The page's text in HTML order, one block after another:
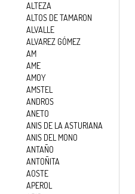
DROGUERÍA
Y LIMPIEZA
PERFUMERÍA
ALTEZA
ALTOS DE TAMARON
ALVALLE
ALVAREZ GÓMEZ
AM
AME
AMOY
AMSTEL
ANDROS
ANETO
ANIS DE LA ASTURIANA
ANIS DEL MONO
ANTAÑO
ANTOÑITA
AOSTE
APEROL